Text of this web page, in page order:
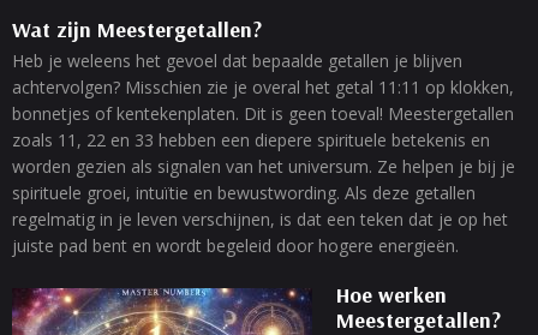
Wat zijn Meestergetallen?
Heb je weleens het gevoel dat bepaalde getallen je blijven
achtervolgen? Misschien zie je overal het getal 11:11 op klokken,
bonnetjes of kentekenplaten. Dit is geen toeval! Meestergetallen
zoals 11, 22 en 33 hebben een diepere spirituele betekenis en
worden gezien als signalen van het universum. Ze helpen je bij je
spirituele groei, intuïtie en bewustwording. Als deze getallen
regelmatig in je leven verschijnen, is dat een teken dat je op het
juiste pad bent en wordt begeleid door hogere energieën.
Hoe werken
Meestergetallen?